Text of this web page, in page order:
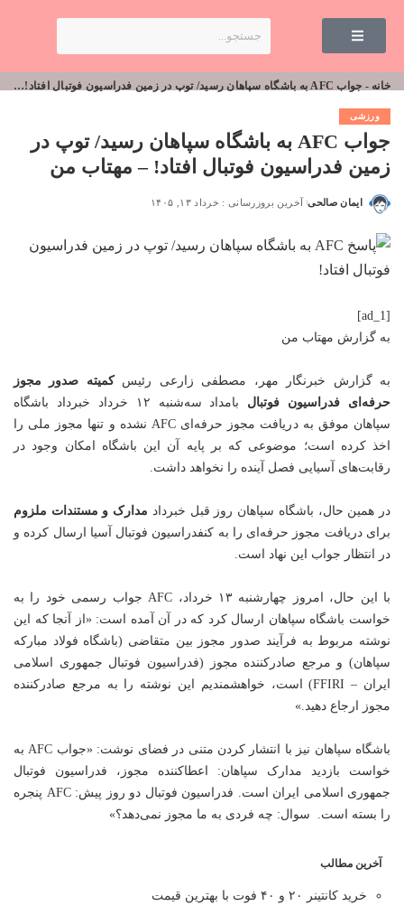
خانه - جواب AFC به باشگاه سپاهان رسید/ توپ در زمین فدراسیون فوتبال افتاد! – مهتاب من
ورزشی
جواب AFC به باشگاه سپاهان رسید/ توپ در
زمین فدراسیون فوتبال افتاد! – مهتاب من
ایمان صالحی آخرین بروزرسانی : خرداد ۱۳, ۱۴۰۵
[ad_1]
به گزارش مهتاب من
به گزارش خبرنگار مهر، مصطفی زارعی رئیس کمیته صدور مجوز
حرفه‌ای فدراسیون فوتبال
بامداد سه‌شنبه ۱۲ خرداد خبرداد باشگاه
سپاهان موفق به دریافت مجوز حرفه‌ای AFC نشده و تنها مجوز ملی را
اخذ کرده است؛ موضوعی که بر پایه آن این باشگاه امکان وجود در
رقابت‌های آسیایی فصل آینده را نخواهد داشت.
در همین حال، باشگاه سپاهان روز قبل خبرداد مدارک و مستندات ملزوم
برای دریافت مجوز حرفه‌ای را به کنفدراسیون فوتبال آسیا ارسال کرده و
در انتظار جواب این نهاد است.
با این حال، امروز چهارشنبه ۱۳ خرداد، AFC جواب رسمی خود را به
خواست باشگاه سپاهان ارسال کرد که در آن آمده است: «از آنجا که این
نوشته مربوط به فرآیند صدور مجوز بین متقاضی (باشگاه فولاد مبارکه
سپاهان) و مرجع صادرکننده مجوز (فدراسیون فوتبال جمهوری اسلامی
ایران – FFIRI) است، خواهشمندیم این نوشته را به مرجع صادرکننده
مجوز ارجاع دهید.»
باشگاه سپاهان نیز با انتشار کردن متنی در فضای نوشت: «جواب AFC به
خواست بازدید مدارک سپاهان: اعطاکننده مجوز، فدراسیون فوتبال
جمهوری اسلامی ایران است. فدراسیون فوتبال دو روز پیش: AFC پنجره
را بسته است. ‌ سوال: چه فردی به ما مجوز نمی‌دهد؟»
آخرین مطالب
خرید کانتینر ۲۰ و ۴۰ فوت با بهترین قیمت